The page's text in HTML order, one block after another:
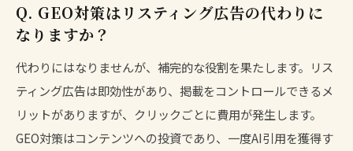
Q. GEO対策はリスティング広告の代わりに
なりますか？
代わりにはなりませんが、補完的な役割を果たします。リス
ティング広告は即効性があり、掲載をコントロールできるメ
リットがありますが、クリックごとに費用が発生します。
GEO対策はコンテンツへの投資であり、一度AI引用を獲得す